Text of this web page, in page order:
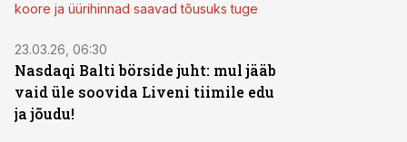
koore ja üürihinnad saavad tõusuks tuge
23.03.26, 06:30
Nasdaqi Balti börside juht: mul jääb
vaid üle soovida Liveni tiimile edu
ja jõudu!